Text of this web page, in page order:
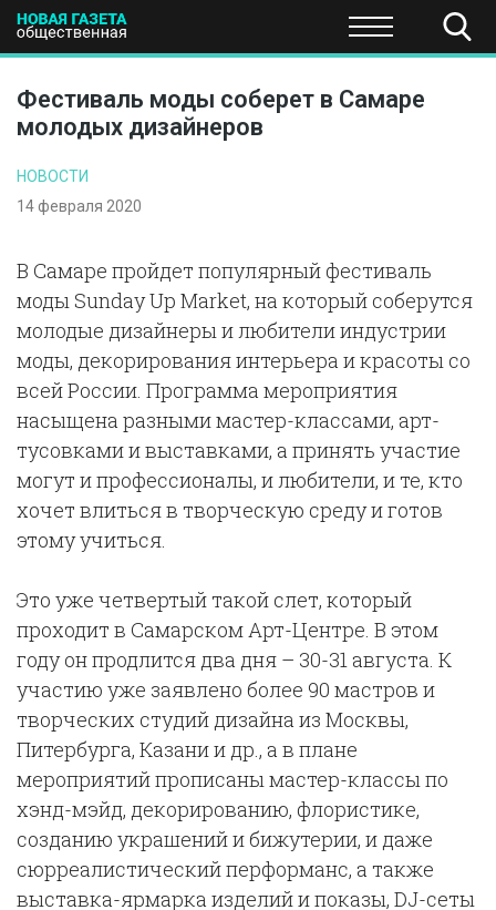
ПОЛИТИКА ЭКОНОМИКА НАУКА И
Фестиваль моды соберет в Самаре
молодых дизайнеров
НОВОСТИ
14 февраля 2020
В Самаре пройдет популярный фестиваль
моды Sunday Up Market, на который соберутся
молодые дизайнеры и любители индустрии
моды, декорирования интерьера и красоты со
всей России. Программа мероприятия
насыщена разными мастер-классами, арт-
тусовками и выставками, а принять участие
могут и профессионалы, и любители, и те, кто
хочет влиться в творческую среду и готов
этому учиться.
Это уже четвертый такой слет, который
проходит в Самарском Арт-Центре. В этом
году он продлится два дня – 30-31 августа. К
участию уже заявлено более 90 мастров и
творческих студий дизайна из Москвы,
Питербурга, Казани и др., а в плане
мероприятий прописаны мастер-классы по
хэнд-мэйд, декорированию, флористике,
созданию украшений и бижутерии, и даже
сюрреалистический перформанс, а также
выставка-ярмарка изделий и показы, DJ-сеты